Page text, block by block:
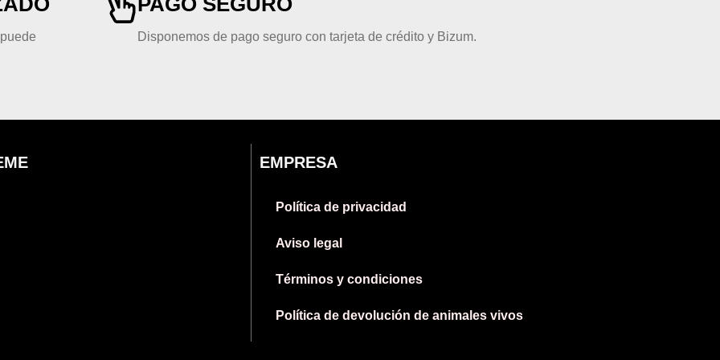
Disponemos de pago seguro con tarjeta de crédito y Bizum.
EMPRESA
Política de privacidad
Aviso legal
Términos y condiciones
Política de devolución de animales vivos